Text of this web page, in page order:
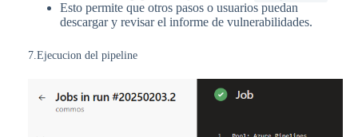
Esto permite que otros pasos o usuarios puedan
descargar y revisar el informe de vulnerabilidades.
7.Ejecucion del pipeline